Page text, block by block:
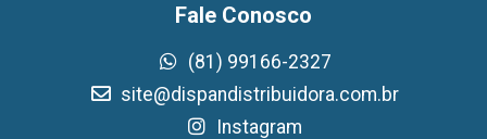
Fale Conosco
(81) 99166-2327
site@dispandistribuidora.com.br
Instagram